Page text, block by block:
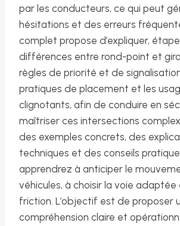
par les conducteurs, ce qui peut
hésitations et des erreurs
complet propose d’expliquer,
différences entre rond-point et
règles de priorité et de
pratiques de placement et les
clignotants, afin de conduire en
maîtriser ces intersections
des exemples concrets, des
techniques et des conseils
apprendrez à anticiper le
véhicules, à choisir la voie
friction. L’objectif est de proposer
compréhension claire et